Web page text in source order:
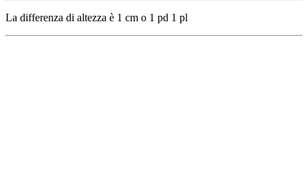
La differenza di altezza è 1 cm o 1 pd 1 pl